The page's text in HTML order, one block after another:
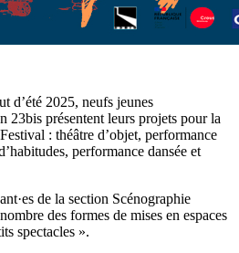
d’été 2025, neufs jeunes
23bis présentent leurs projets pour la
: théâtre d’objet, performance
performance dansée et
de la section Scénographie
des formes de mises en espaces
spectacles ».